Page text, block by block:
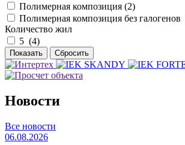
Полимерная композиция (2)
Полимерная композиция без галогенов
Количество жил
5 (4)
Новости
Все новости
06.08.2026